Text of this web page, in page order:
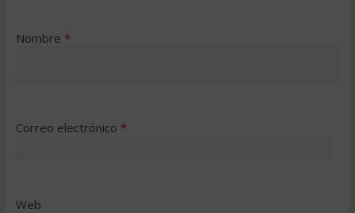
Nombre *
Correo electrónico *
Web